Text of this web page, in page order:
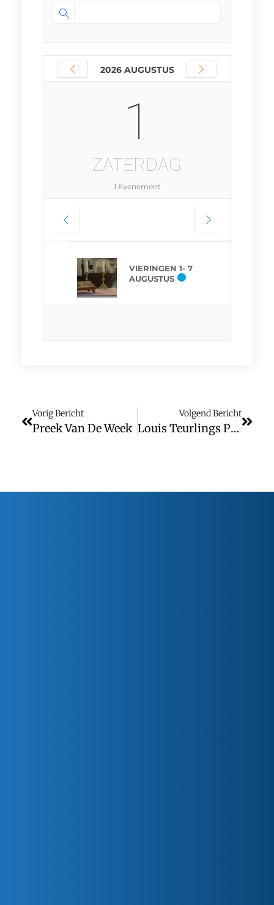
2026 AUGUSTUS
1
ZATERDAG
1 Evenement
VIERINGEN 1- 7
AUGUSTUS
Vorig Bericht
Preek Van De Week
Volgend Bericht
Louis Teurlings Pauselijk Onderscheiden